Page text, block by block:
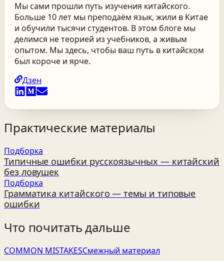
Мы сами прошли путь изучения китайского.
Больше 10 лет мы преподаём язык, жили в Китае
и обучили тысячи студентов. В этом блоге мы
делимся не теорией из учебников, а живым
опытом. Мы здесь, чтобы ваш путь в китайском
был короче и ярче.
Дзен
Практические материалы
Подборка
Типичные ошибки русскоязычных — китайский
без ловушек
Подборка
Грамматика китайского — темы и типовые
ошибки
Что почитать дальше
COMMON MISTAKESСмежный материал